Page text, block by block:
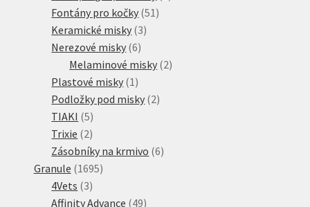
Fontány pro kočky 51 51
Keramické misky 33
Nerezové misky 66
produktů
Melaminové misky 22
Plastové misky 1 1
produkt
Podložky pod misky 22
TIAKI 55
produktů
Trixie 22
produkty
Zásobníky na krmivo 66
Granule 16951695
4Vets 33
produkty
Affinity Advance 4949